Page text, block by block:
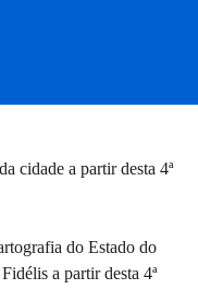
cidade a partir desta 4ª
do Estado do
a partir desta 4ª